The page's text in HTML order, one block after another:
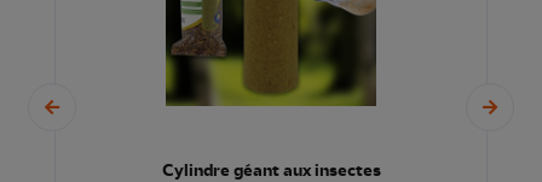
Cylindre géant aux insectes